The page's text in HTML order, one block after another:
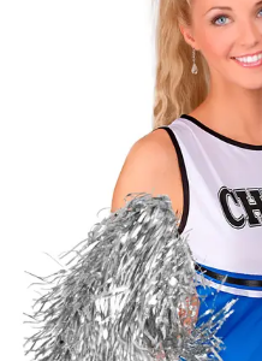
Társasjátékok
Asztali játékok
Nyári játékok
- Homokozójátékok
- Műanyag hajók
- Hinta, csúszda
- Ütők, dobálók
- Strandcikkek
- Egyéb nyári játékok
Lábbal hajtós
járművek
Téli játékok